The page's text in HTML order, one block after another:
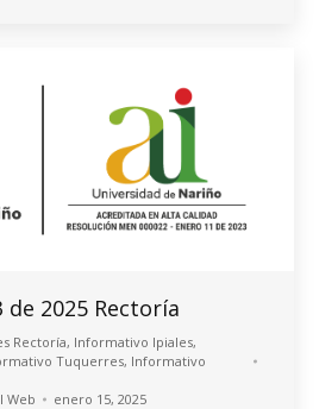
de 2025 Rectoría
Rectoría, Informativo Ipiales,
Tuquerres, Informativo
Web enero 15, 2025